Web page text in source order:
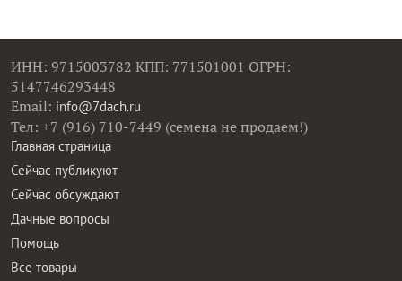
ИНН: 9715003782 КПП: 771501001 ОГРН:
5147746293448
Email: info@7dach.ru
Тел: +7 (916) 710-7449 (семена не продаем!)
Главная страница
Сейчас публикуют
Сейчас обсуждают
Дачные вопросы
Помощь
Все товары